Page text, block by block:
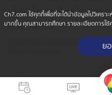
นโยบายคุ้มครองข้อมูลส่วนบุคคล (อ
รับเรื่องร้องเรียน
Copyright © 2026 Bangkok
Ch7.com ใช้คุกกี้เพื่อที่จะได้นำข้อมูลไปวิเคร
มากขึ้น คุณสามารถศึกษา รายละเอียดการใช้
ย